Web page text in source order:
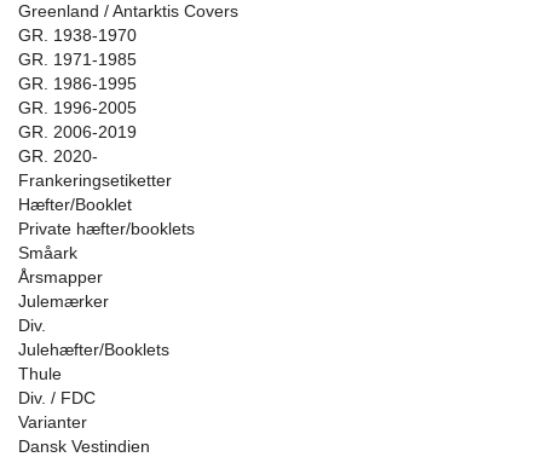
Greenland / Antarktis Covers
GR. 1938-1970
GR. 1971-1985
GR. 1986-1995
GR. 1996-2005
GR. 2006-2019
GR. 2020-
Frankeringsetiketter
Hæfter/Booklet
Private hæfter/booklets
Småark
Årsmapper
Julemærker
Div.
Julehæfter/Booklets
Thule
Div. / FDC
Varianter
Dansk Vestindien